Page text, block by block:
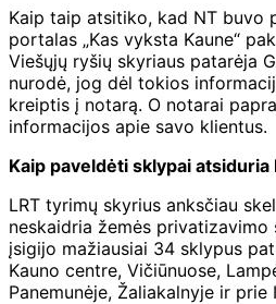
Kaip taip atsitiko, kad NT buvo
portalas „Kas vyksta Kaune“
Viešųjų ryšių skyriaus patarėja
nurodė, jog dėl tokios
kreiptis į notarą. O notarai
informacijos apie savo klientus.
Kaip paveldėti sklypai
LRT tyrimų skyrius anksčiau
neskaidria žemės privatizavimo
įsigijo mažiausiai 34 sklypus
Kauno centre, Vičiūnuose,
Panemunėje, Žaliakalnyje ir prie